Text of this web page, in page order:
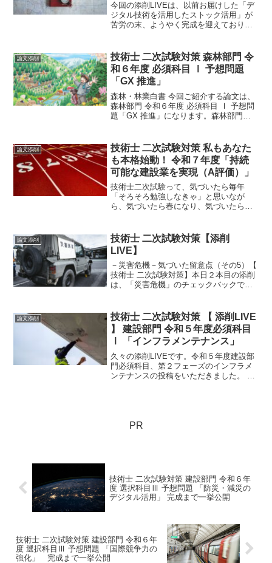
今回の添削LIVEは、以前お届けした「デ
ジタル技術を活用したストック活用」が
苦労の末、ようやく完成を迎えておりま
案の書き方を完全解説 していきます。
論文添削
技術士 二次試験対策 森林部門 令
和６年度 必須科目 Ⅰ 予想問題
「GX 推進」
森林・林業白書 今回ご紹介する論文は、
森林部門 令和６年度 必須科目 Ⅰ 予想問
題「GX 推進」になります。森林部門都
令和5年度森林・林業白書が発表されてい
ました。
論文添削
技術士 二次試験対策 私もあなた
も本格始動！ 令和７年度「持続
可能な建設業を実現（A評価）」
技術士二次試験って、気づいたら毎年
「そろそろ勉強しなきゃ」と思いなが
ら、気づいたら春になり、気づいたら夏
多いんです。でも、今年はそのループを
断ち切るチャンスが目の前に！
論文添削
技術士 二次試験対策【添削
LIVE】
－災害危機－気づいた留意点（その5）【
技術士 二次試験対策】本日２本目の添削
は、「災害危機」のチェックバックで
出題されるタイミングです。もう、みん
さん準備してま...
論文添削
技術士 二次試験対策 【 添削LIVE
】 建設部門 令和５年度必須科目
Ⅰ 「インフラメンテナンス」
久々の添削LIVEです。令和５年度建設部
門必須科目、第２フェーズのインフラメ
ンテナンスの投稿をいただきました。 イ
PR
技術士 二次試験対策 建設部門 令和６年
度 選択科目Ⅲ 予想問題 「防災・減災の
デジタル活用」 完成まで一挙公開
技術士 二次試験対策 建設部門 令和６年
度 選択科目Ⅲ 予想問題 「国際競争力の
強化」 完成まで一挙公開